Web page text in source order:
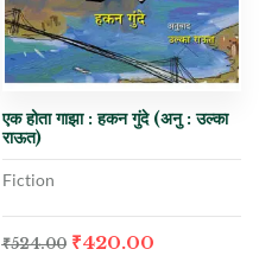
एक होता गाझा : हकन गुंदे (अनु : उल्का
राऊत)
Fiction
₹524.00 ₹420.00